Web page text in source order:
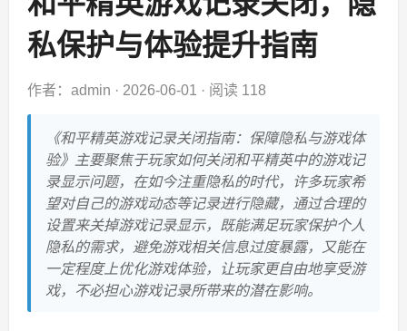
私保护与体验提升指南
作者：admin · 2026-06-01 · 阅读 118
《和平精英游戏记录关闭指南：保障隐私与游戏体
验》主要聚焦于玩家如何关闭和平精英中的游戏记
录显示问题，在如今注重隐私的时代，许多玩家希
望对自己的游戏动态等记录进行隐藏，通过合理的
设置来关掉游戏记录显示，既能满足玩家保护个人
隐私的需求，避免游戏相关信息过度暴露，又能在
一定程度上优化游戏体验，让玩家更自由地享受游
戏，不必担心游戏记录所带来的潜在影响。